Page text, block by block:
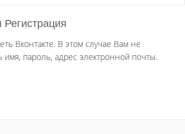
Регистрация
Вконтакте. В этом случае Вам не
имя, пароль, адрес электронной почты.